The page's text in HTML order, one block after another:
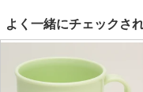
よく一緒にチェックさ